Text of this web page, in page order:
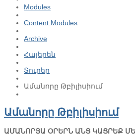
Modules
Content Modules
Archive
Հայերեն
Տուրեր
Ամանորը Թբիլիսիում
Ամանորը Թբիլիսիում
ԱՄԱՆՈՐՅԱ ՕՐԵՐՆ ԱՆՑ ԿԱՑՐԵՔ